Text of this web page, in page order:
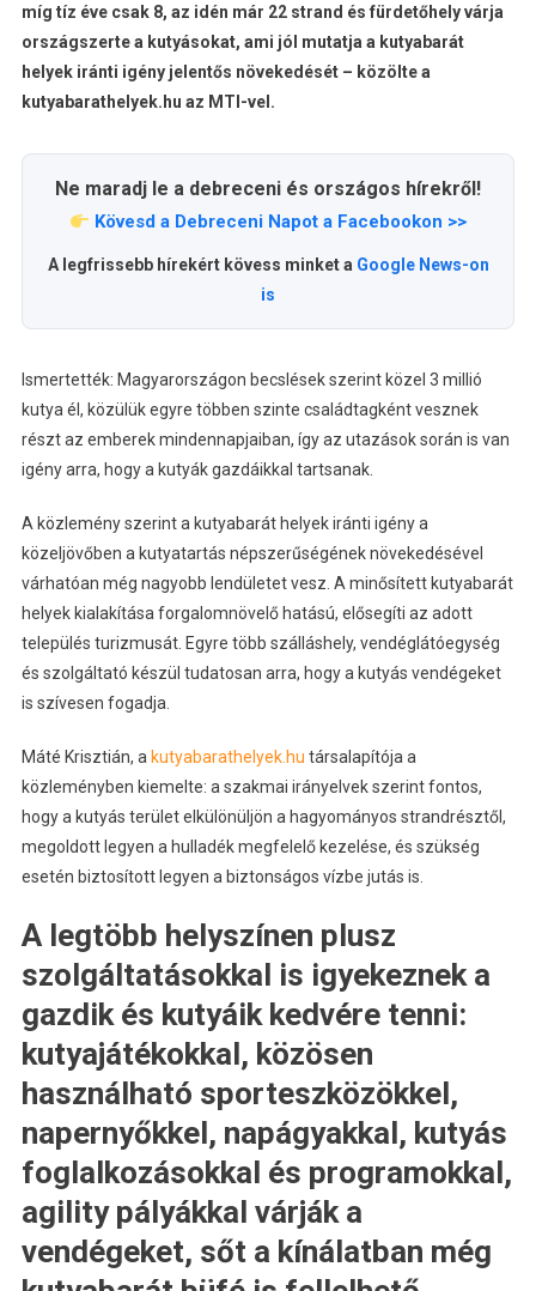
míg tíz éve csak 8, az idén már 22 strand és fürdetőhely várja
országszerte a kutyásokat, ami jól mutatja a kutyabarát
helyek iránti igény jelentős növekedését – közölte a
kutyabarathelyek.hu az MTI-vel.
Ne maradj le a debreceni és országos hírekről!
Kövesd a Debreceni Napot a Facebookon >>
A legfrissebb hírekért kövess minket a Google News-on
is
Ismertették: Magyarországon becslések szerint közel 3 millió
kutya él, közülük egyre többen szinte családtagként vesznek
részt az emberek mindennapjaiban, így az utazások során is van
igény arra, hogy a kutyák gazdáikkal tartsanak.
A közlemény szerint a kutyabarát helyek iránti igény a
közeljövőben a kutyatartás népszerűségének növekedésével
várhatóan még nagyobb lendületet vesz. A minősített kutyabarát
helyek kialakítása forgalomnövelő hatású, elősegíti az adott
település turizmusát. Egyre több szálláshely, vendéglátóegység
és szolgáltató készül tudatosan arra, hogy a kutyás vendégeket
is szívesen fogadja.
Máté Krisztián, a kutyabarathelyek.hu társalapítója a
közleményben kiemelte: a szakmai irányelvek szerint fontos,
hogy a kutyás terület elkülönüljön a hagyományos strandrésztől,
megoldott legyen a hulladék megfelelő kezelése, és szükség
esetén biztosított legyen a biztonságos vízbe jutás is.
A legtöbb helyszínen plusz
szolgáltatásokkal is igyekeznek a
gazdik és kutyáik kedvére tenni:
kutyajátékokkal, közösen
használható sporteszközökkel,
napernyőkkel, napágyakkal, kutyás
foglalkozásokkal és programokkal,
agility pályákkal várják a
vendégeket, sőt a kínálatban még